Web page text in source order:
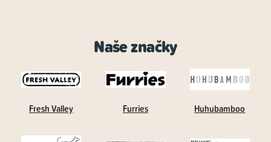
Naše značky
Fresh Valley Furries Huhubamboo